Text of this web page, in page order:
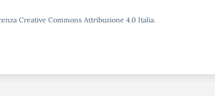
Creative Commons Attribuzione 4.0 Italia.